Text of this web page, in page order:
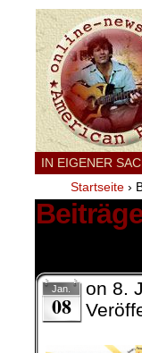
IN EIGENER
Startseite ›
Jan.
08
on 8.